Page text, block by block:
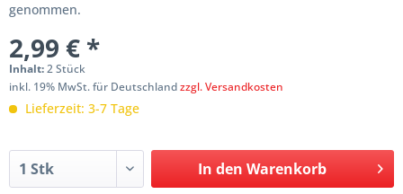
genommen.
2,99 € *
Inhalt:2 Stück
inkl. 19% MwSt. für Deutschlandzzgl. Versandkosten
Lieferzeit: 3-7 Tage
In den Warenkorb